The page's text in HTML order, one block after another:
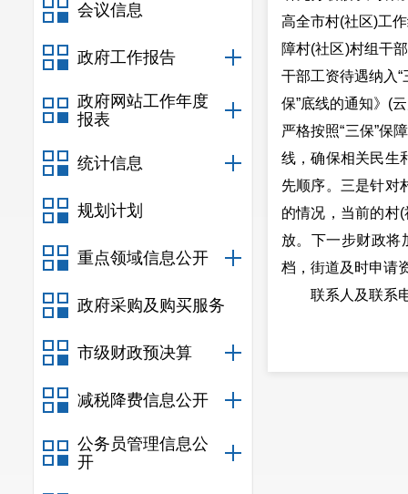
会议信息
政府工作报告
政府网站工作年度
报表
统计信息
规划计划
重点领域信息公开
政府采购及购买服务
市级财政预决算
减税降费信息公开
公务员管理信息公
开
高全市村(社区)工
障村(社区)村组干
干部工资待遇纳入
保”底线的通知》(
严格按照“三保”保
线，确保相关民生
先顺序。三是针对
的情况，当前的村
放。下一步财政将
档，街道及时申请
联系人及联系电